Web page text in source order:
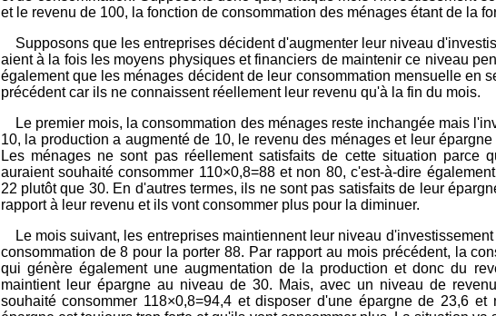
et le revenu de 100, la fonction de consommation des ménages étant de la
Supposons que les entreprises décident d'augmenter leur niveau
aient à la fois les moyens physiques et financiers de maintenir ce niveau
également que les ménages décident de leur consommation mensuelle en
précédent car ils ne connaissent réellement leur revenu qu'à la fin du mois.
Le premier mois, la consommation des ménages reste inchangée mais
10, la production a augmenté de 10, le revenu des ménages et leur
Les ménages ne sont pas réellement satisfaits de cette situation parce
auraient souhaité consommer 110×0,8=88 et non 80, c'est-à-dire
22 plutôt que 30. En d'autres termes, ils ne sont pas satisfaits de leur
rapport à leur revenu et ils vont consommer plus pour la diminuer.
Le mois suivant, les entreprises maintiennent leur niveau
consommation de 8 pour la porter 88. Par rapport au mois précédent, la
qui génère également une augmentation de la production et donc du
maintient leur épargne au niveau de 30. Mais, avec un niveau de
souhaité consommer 118×0,8=94,4 et disposer d'une épargne de 23,6